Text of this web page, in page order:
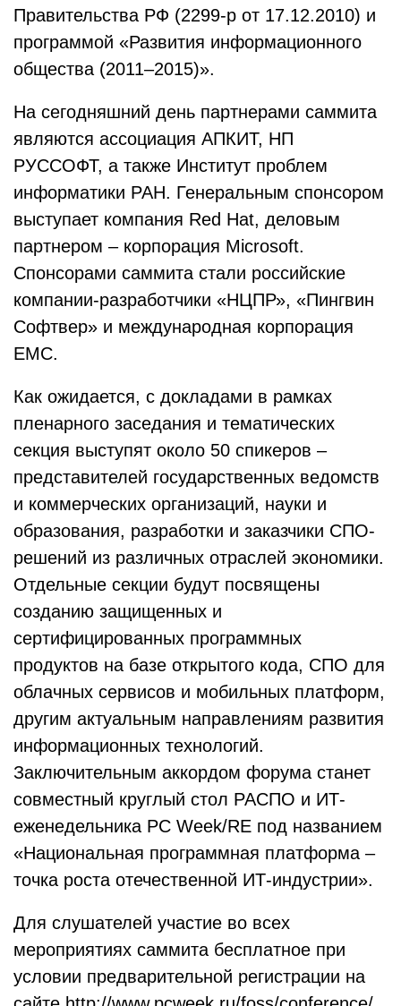
Правительства РФ (2299-р от 17.12.2010) и
программой «Развития информационного
общества (2011–2015)».
На сегодняшний день партнерами саммита
являются ассоциация АПКИТ, НП
РУССОФТ, а также Институт проблем
информатики РАН. Генеральным спонсором
выступает компания Red Hat, деловым
партнером – корпорация Microsoft.
Спонсорами саммита стали российские
компании-разработчики «НЦПР», «Пингвин
Софтвер» и международная корпорация
EMC.
Как ожидается, с докладами в рамках
пленарного заседания и тематических
секция выступят около 50 спикеров –
представителей государственных ведомств
и коммерческих организаций, науки и
образования, разработки и заказчики СПО-
решений из различных отраслей экономики.
Отдельные секции будут посвящены
созданию защищенных и
сертифицированных программных
продуктов на базе открытого кода, СПО для
облачных сервисов и мобильных платформ,
другим актуальным направлениям развития
информационных технологий.
Заключительным аккордом форума станет
совместный круглый стол РАСПО и ИТ-
еженедельника PC Week/RE под названием
«Национальная программная платформа –
точка роста отечественной ИТ-индустрии».
Для слушателей участие во всех
мероприятиях саммита бесплатное при
условии предварительной регистрации на